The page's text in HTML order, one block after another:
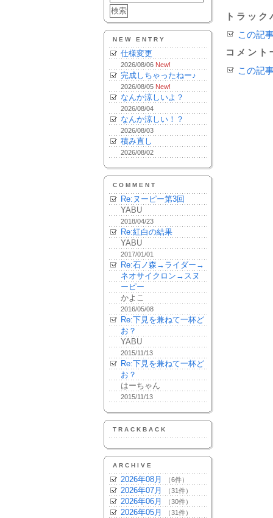
NEW ENTRY
仕様変更
2026/08/06 New!
完成しちゃったねー♪
2026/08/05 New!
なんか涼しいよ？
2026/08/04
なんか涼しい！？
2026/08/03
積み直し
2026/08/02
COMMENT
Re:ヌーピー第3回
YABU
2018/04/23
Re:紅白の結果
YABU
2017/01/01
Re:石ノ森→ライダー→
ネオサイクロン→スヌ
ーピー
かよこ
2016/05/08
Re:下見を兼ねて一杯ど
お？
YABU
2015/11/13
Re:下見を兼ねて一杯ど
お？
はーちゃん
2015/11/13
TRACKBACK
ARCHIVE
2026年08月 （6件）
2026年07月 （31件）
2026年06月 （30件）
2026年05月 （31件）
トラッ
この記
コメント
この記